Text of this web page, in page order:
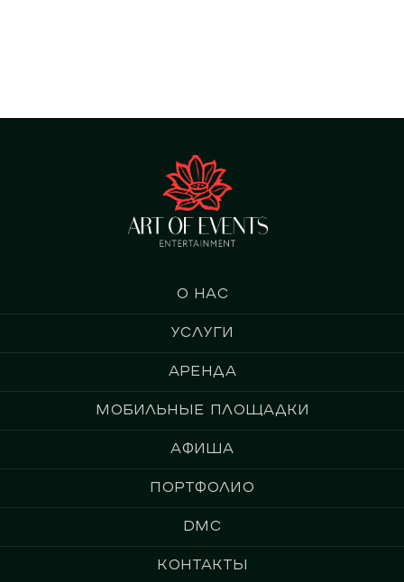
О нас
Услуги
Аренда
Мобильные площадки
Афиша
Портфолио
DMC
Контакты